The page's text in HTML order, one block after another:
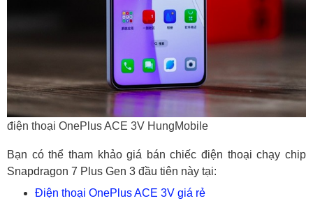
điện thoại OnePlus ACE 3V HungMobile
Bạn có thể tham khảo giá bán chiếc điện thoại chạy chip
Snapdragon 7 Plus Gen 3 đầu tiên này tại:
Điện thoại OnePlus ACE 3V giá rẻ